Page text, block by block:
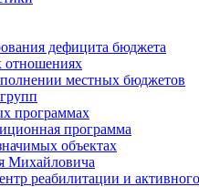
дефицита бюджета
местных бюджетов
программах
программа
объектах
Михайловича
реабилитации и